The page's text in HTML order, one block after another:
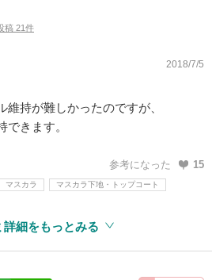
稿 21件
2018/7/5
維持が難しかったのですが、
できます。
参考になった 15
マスカラ マスカラ下地・トップコート
詳細をもっとみる